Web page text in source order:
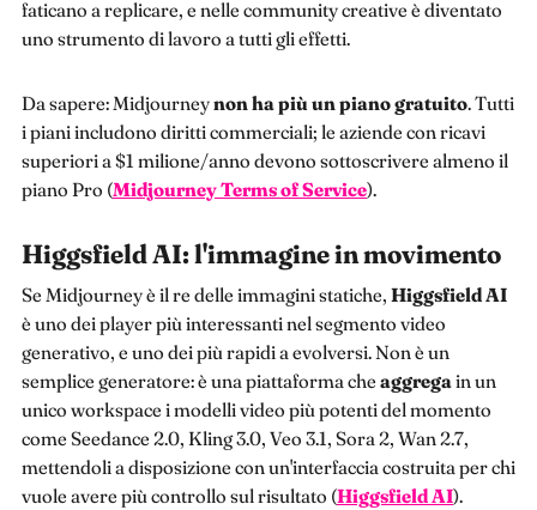
faticano a replicare, e nelle community creative è diventato
uno strumento di lavoro a tutti gli effetti.
Da sapere: Midjourneynon ha più un piano gratuito. Tutti
i piani includono diritti commerciali; le aziende con ricavi
superiori a $1 milione/anno devono sottoscrivere almeno il
piano Pro (Midjourney Terms of Service).
Higgsfield AI: l'immagine in movimento
Se Midjourney è il re delle immagini statiche, Higgsfield AI
è uno dei player più interessanti nel segmento video
generativo, e uno dei più rapidi a evolversi. Non è un
semplice generatore: è una piattaforma che aggregain un
unico workspace i modelli video più potenti del momento
come Seedance 2.0, Kling 3.0, Veo 3.1, Sora 2, Wan 2.7,
mettendoli a disposizione con un'interfaccia costruita per chi
vuole avere più controllo sul risultato (Higgsfield AI).